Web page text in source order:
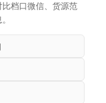
档口微信、货源范